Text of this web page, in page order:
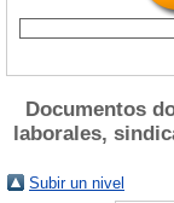
Documentos
laborales,
Subir un nivel